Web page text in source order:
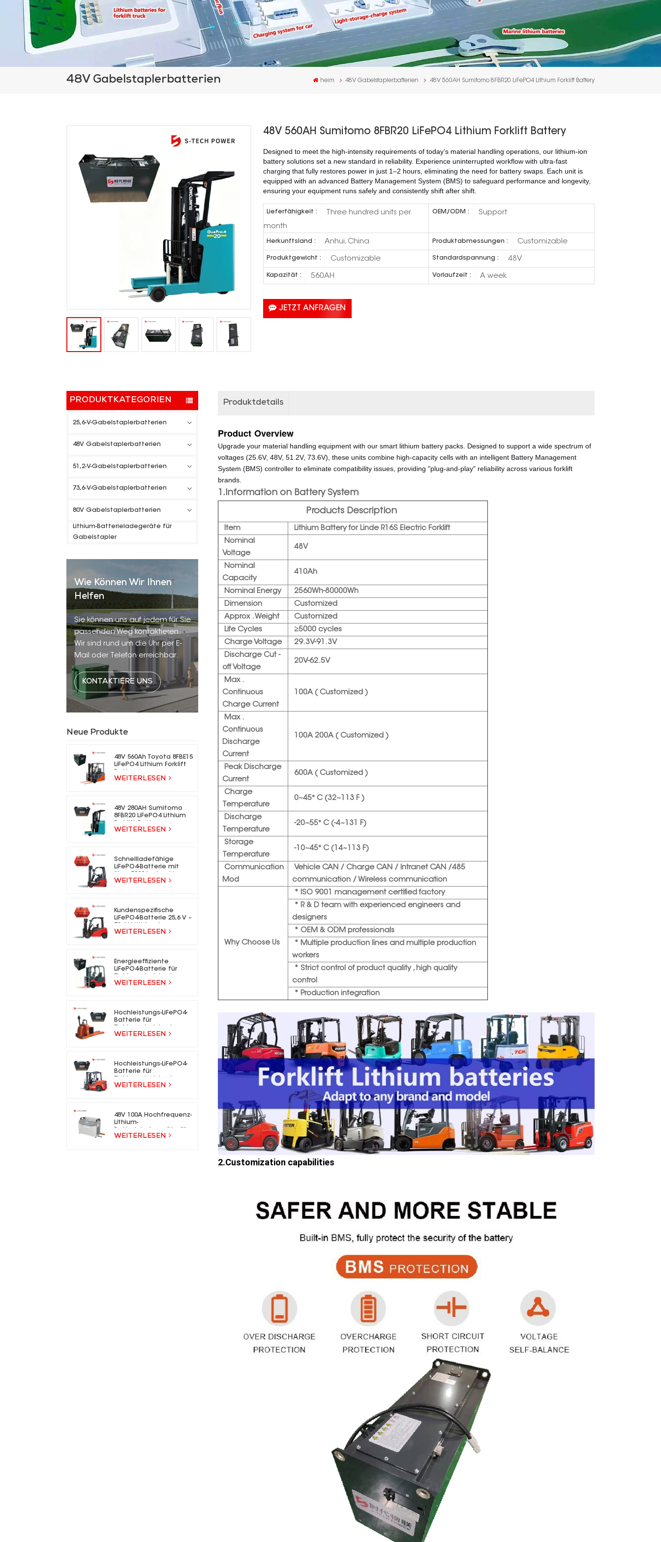
48V Gabelstaplerbatterien heim 48V Gabelstaplerbatterien 48V 560AH Sumitomo 8FBR20 LiFePO4 Lithium Forklift Battery
48V 560AH Sumitomo 8FBR20 LiFePO4 Lithium Forklift Battery
Designed to meet the high-intensity requirements of today’s material handling operations, our lithium-ion
battery solutions set a new standard in reliability. Experience uninterrupted workflow with ultra-fast
charging that fully restores power in just 1–2 hours, eliminating the need for battery swaps. Each unit is
equipped with an advanced Battery Management System (BMS) to safeguard performance and longevity,
ensuring your equipment runs safely and consistently shift after shift.
Lieferfähigkeit :
Three hundred units per
month
OEM/ODM : Support
Herkunftsland : Anhui, China Produktabmessungen : Customizable
Produktgewicht : Customizable Standardspannung : 48V
Kapazität : 560AH Vorlaufzeit : A week
JETZT ANFRAGEN
PRODUKTKATEGORIEN
25,6-V-Gabelstaplerbatterien
48V Gabelstaplerbatterien
51,2-V-Gabelstaplerbatterien
73,6-V-Gabelstaplerbatterien
80V Gabelstaplerbatterien
Lithium-Batterieladegeräte für
Gabelstapler
Wie Können Wir Ihnen
Helfen
Sie können uns auf jedem für Sie
passenden Weg kontaktieren.
Wir sind rund um die Uhr per E-
Mail oder Telefon erreichbar.
KONTAKTIERE UNS
Neue Produkte
48V 560Ah Toyota 8FBE15
LiFePO4 Lithium Forklift
WEITERLESEN
48V 280AH Sumitomo
8FBR20 LiFePO4 Lithium
WEITERLESEN
Schnellladefähige
LiFePO4-Batterie mit
für Elektrogabelstapler
WEITERLESEN
Kundenspezifische
LiFePO4-Batterie 25,6 V –
Gabelstaplerbatterie
WEITERLESEN
Energieeffiziente
LiFePO4-Batterie für
WEITERLESEN
Hochleistungs-LiFePO4-
Batterie für
WEITERLESEN
Hochleistungs-LiFePO4-
Batterie für
WEITERLESEN
48V 100A Hochfrequenz-
Lithium-
Gabelstapler
WEITERLESEN
Produktdetails
Product Overview
Upgrade your material handling equipment with our smart lithium battery packs. Designed to support a wide spectrum of
voltages (25.6V, 48V, 51.2V, 73.6V), these units combine high-capacity cells with an intelligent Battery Management
System (BMS) controller to eliminate compatibility issues, providing "plug-and-play" reliability across various forklift
brands.
1.Information on Battery System
Products Description
Item Lithium Battery for Linde R16S Electric Forklift
Nominal
Voltage
48V
Nominal
Capacity
410Ah
Nominal Energy
2560Wh-80000Wh
Dimension
Customized
Approx . Weight
Customized
Life Cycles
≥5000 cycles
Charge Voltage
29.3V-91.3V
Discharge Cut -
off Voltage
20V-62.5V
Max .
Continuous
Charge Current
100A ( Customized )
Max .
Continuous
Discharge
Current
100A 200A ( Customized )
Peak Discharge
Current
600A ( Customized )
Charge
Temperature
0~45° C (32~113 F )
Discharge
Temperature
-20~55° C (-4~131 F)
Storage
Temperature
-10~45° C (14~113 F)
Communication
Mod
Vehicle CAN / Charge CAN / Intranet CAN /485
communication / Wireless communication
Why Choose Us
* ISO 9001 management certified factory
* R & D team with experienced engineers and
designers
* OEM & ODM professionals
* Multiple production lines and multiple production
workers
* Strict control of product quality , high quality
control
* Production integration
2.Customization capabilities